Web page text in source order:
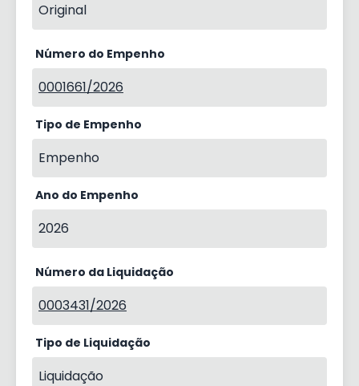
Original
Número do Empenho
0001661/2026
Tipo de Empenho
Empenho
Ano do Empenho
2026
Número da Liquidação
0003431/2026
Tipo de Liquidação
Liquidação